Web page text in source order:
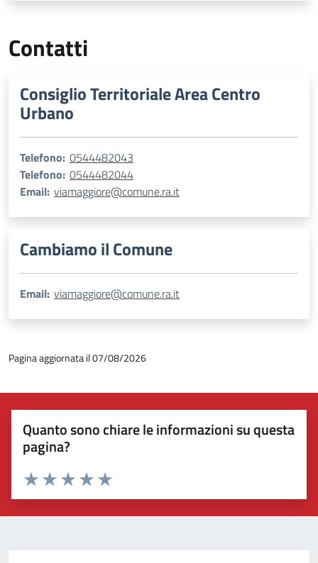
Contatti
Consiglio Territoriale Area Centro
Urbano
Telefono: 0544482043
Telefono: 0544482044
Email: viamaggiore@comune.ra.it
Cambiamo il Comune
Email: viamaggiore@comune.ra.it
Pagina aggiornata il 07/08/2026
Quanto sono chiare le informazioni su questa
pagina?
Valuta 5 stelle su 5
Valuta 4 stelle su 5
Valuta 3 stelle su 5
Valuta 2 stelle su 5
Valuta 1 stelle su 5